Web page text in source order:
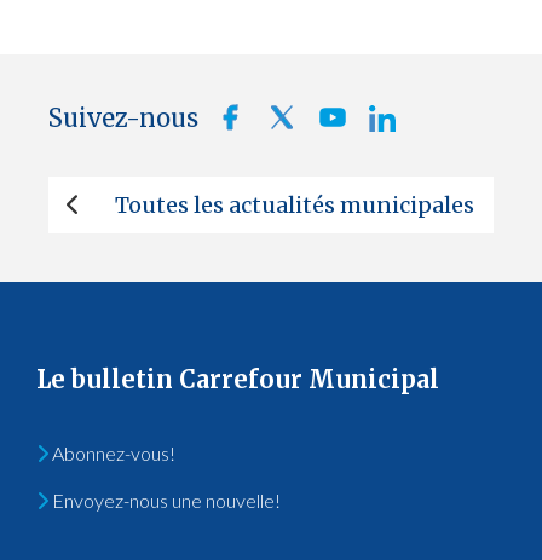
Suivez-nous
Toutes les actualités municipales
Le bulletin Carrefour Municipal
Abonnez-vous!
Envoyez-nous une nouvelle!